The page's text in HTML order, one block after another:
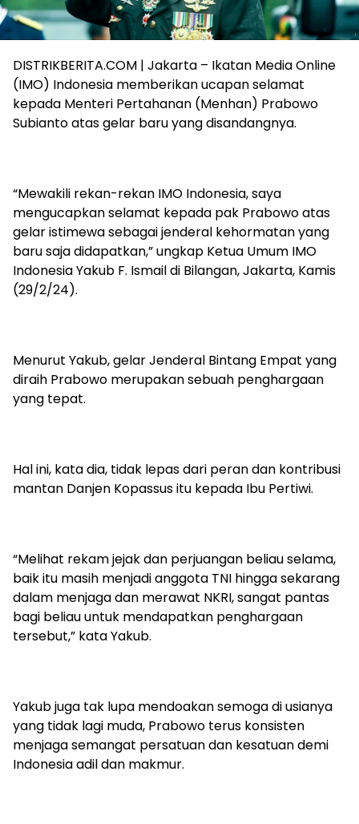
DISTRIKBERITA.COM | Jakarta – Ikatan Media Online
(IMO) Indonesia memberikan ucapan selamat
kepada Menteri Pertahanan (Menhan) Prabowo
Subianto atas gelar baru yang disandangnya.
“Mewakili rekan-rekan IMO Indonesia, saya
mengucapkan selamat kepada pak Prabowo atas
gelar istimewa sebagai jenderal kehormatan yang
baru saja didapatkan,” ungkap Ketua Umum IMO
Indonesia Yakub F. Ismail di Bilangan, Jakarta, Kamis
(29/2/24).
Menurut Yakub, gelar Jenderal Bintang Empat yang
diraih Prabowo merupakan sebuah penghargaan
yang tepat.
Hal ini, kata dia, tidak lepas dari peran dan kontribusi
mantan Danjen Kopassus itu kepada Ibu Pertiwi.
“Melihat rekam jejak dan perjuangan beliau selama,
baik itu masih menjadi anggota TNI hingga sekarang
dalam menjaga dan merawat NKRI, sangat pantas
bagi beliau untuk mendapatkan penghargaan
tersebut,” kata Yakub.
Yakub juga tak lupa mendoakan semoga di usianya
yang tidak lagi muda, Prabowo terus konsisten
menjaga semangat persatuan dan kesatuan demi
Indonesia adil dan makmur.